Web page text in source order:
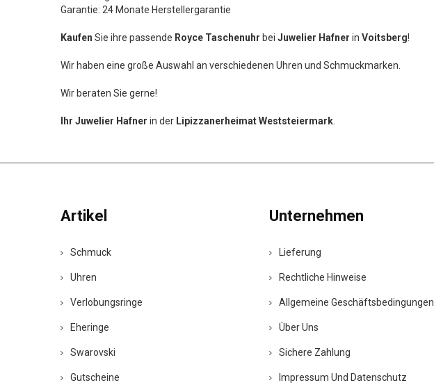
Garantie: 24 Monate Herstellergarantie
Kaufen Sie ihre passende Royce Taschenuhr bei Juwelier Hafner in Voitsberg!
Wir haben eine große Auswahl an verschiedenen Uhren und Schmuckmarken.
Wir beraten Sie gerne!
Ihr Juwelier Hafner in der Lipizzanerheimat Weststeiermark
Artikel
Schmuck
Uhren
Verlobungsringe
Eheringe
Swarovski
Gutscheine
Unternehmen
Lieferung
Rechtliche Hinweise
Allgemeine Geschäftsbedingungen
Über Uns
Sichere Zahlung
Impressum Und Datenschutz